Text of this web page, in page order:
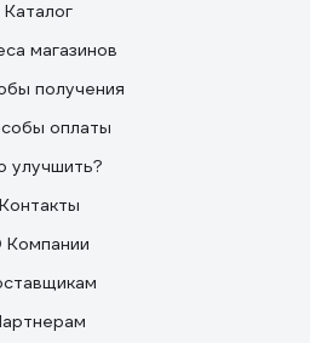
Каталог
магазинов
получения
оплаты
улучшить?
Контакты
Компании